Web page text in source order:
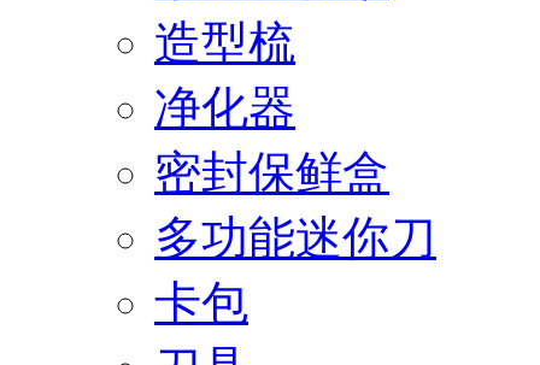
造型梳
净化器
密封保鲜盒
多功能迷你刀
卡包